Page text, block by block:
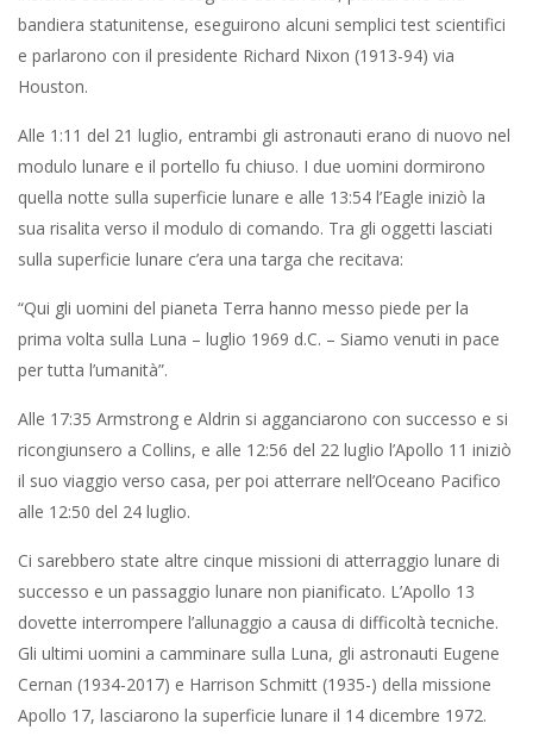
bandiera statunitense, eseguirono alcuni semplici test scientifici
e parlarono con il presidente Richard Nixon (1913-94) via
Houston.
Alle 1:11 del 21 luglio, entrambi gli astronauti erano di nuovo nel
modulo lunare e il portello fu chiuso. I due uomini dormirono
quella notte sulla superficie lunare e alle 13:54 l’Eagle iniziò la
sua risalita verso il modulo di comando. Tra gli oggetti lasciati
sulla superficie lunare c’era una targa che recitava:
“Qui gli uomini del pianeta Terra hanno messo piede per la
prima volta sulla Luna – luglio 1969 d.C. – Siamo venuti in pace
per tutta l’umanità”.
Alle 17:35 Armstrong e Aldrin si agganciarono con successo e si
ricongiunsero a Collins, e alle 12:56 del 22 luglio l’Apollo 11 iniziò
il suo viaggio verso casa, per poi atterrare nell’Oceano Pacifico
alle 12:50 del 24 luglio.
Ci sarebbero state altre cinque missioni di atterraggio lunare di
successo e un passaggio lunare non pianificato. L’Apollo 13
dovette interrompere l’allunaggio a causa di difficoltà tecniche.
Gli ultimi uomini a camminare sulla Luna, gli astronauti Eugene
Cernan (1934-2017) e Harrison Schmitt (1935-) della missione
Apollo 17, lasciarono la superficie lunare il 14 dicembre 1972.